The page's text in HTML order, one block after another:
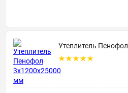
Утеплитель